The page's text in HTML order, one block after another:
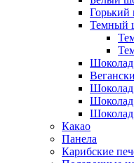
Горький
Темный
Шоколад
Шоколад
Шоколад
Шоколад
Какао
Панела
Карибские